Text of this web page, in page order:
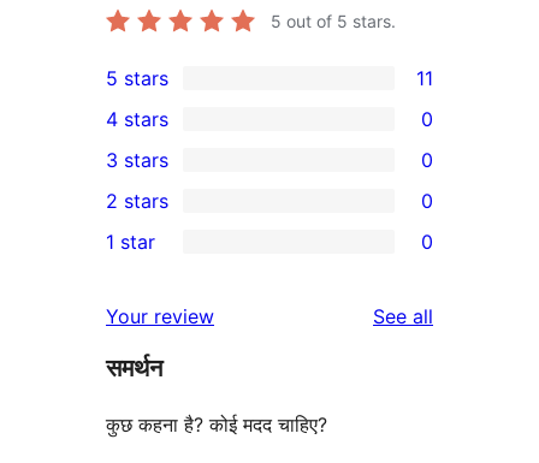
5 out of 5 stars.
11
5-
star
reviews
5 stars 11
4-
star
reviews
4 stars 0
0
3-
star
3 stars 0
2-
reviews
2 stars 0
star
reviews
1 star 0
Your review See all
समर्थन
कुछ कहना है? कोई मदद चाहिए?